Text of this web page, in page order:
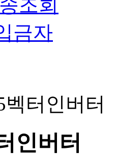
조회
금자
벡터인버터
인버터